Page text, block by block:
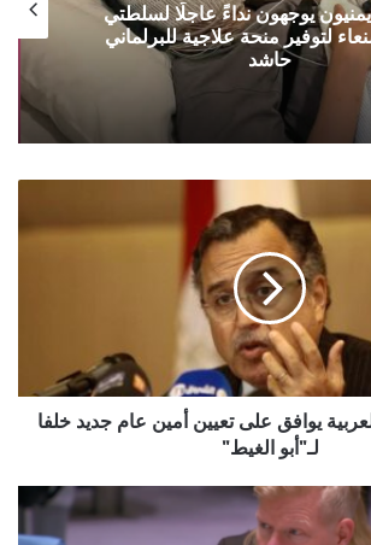
يوجهون نداءً عاجلًا لسلطتي
لتوفير منحة علاجية للبرلماني
حاشد
يوافق على تعيين أمين عام جديد خلفا
لـ"أبو الغيط"